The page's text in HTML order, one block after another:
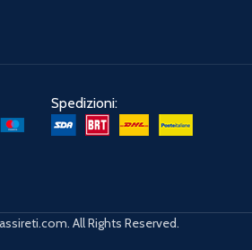
Spedizioni:
All Rights Reserved.